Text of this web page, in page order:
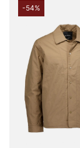
-54%